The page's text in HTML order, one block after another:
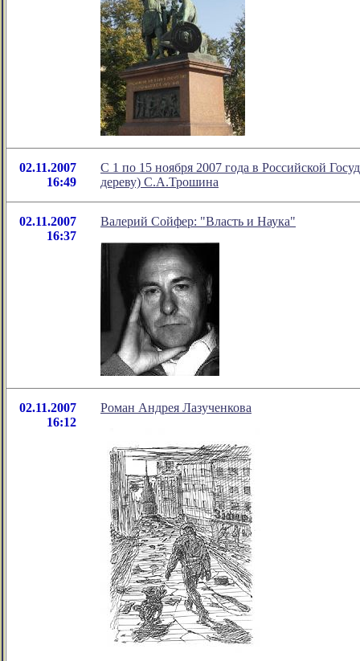
02.11.2007
16:49
С 1 по 15 ноября 2007 года в Российской
дереву) С.А.Трошина
02.11.2007
16:37
Валерий Сойфер: "Власть и Наука"
02.11.2007
16:12
Роман Андрея Лазученкова